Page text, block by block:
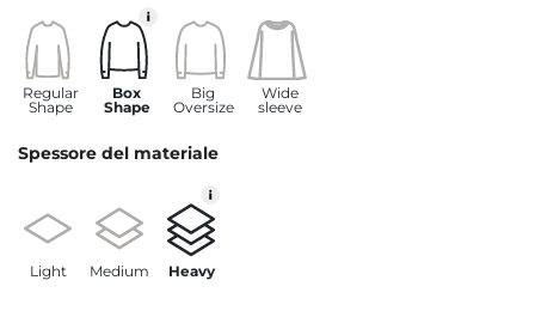
Regular
Shape
Box
Shape
Big
Oversize
Wide
sleeve
Spessore del materiale
Light Medium Heavy